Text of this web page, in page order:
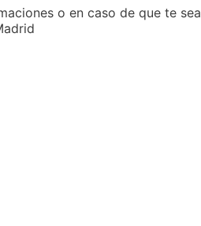
o en caso de que te sea